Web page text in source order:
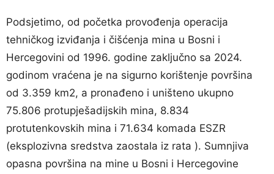
Podsjetimo, od početka provođenja operacija
tehničkog izviđanja i čišćenja mina u Bosni i
Hercegovini od 1996. godine zaključno sa 2024.
godinom vraćena je na sigurno korištenje površina
od 3.359 km2, a pronađeno i uništeno ukupno
75.806 protupješadijskih mina, 8.834
protutenkovskih mina i 71.634 komada ESZR
(eksplozivna sredstva zaostala iz rata ). Sumnjiva
opasna površina na mine u Bosni i Hercegovine